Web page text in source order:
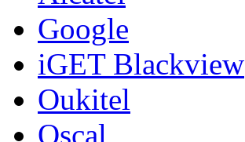
Google
iGET Blackview
Oukitel
Oscal